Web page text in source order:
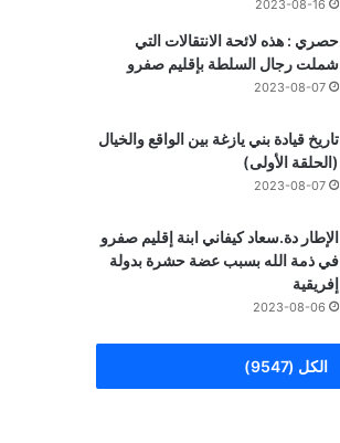
2023-08-16
حصري : هذه لائحة الانتقالات التي
شملت رجال السلطة بإقليم صفرو
2023-08-07
تاريخ قيادة بني يازغة بين الواقع والخيال
(الحلقة الأولى)
2023-08-07
الإطار دة.سعاد كيفاني ابنة إقليم صفرو
في ذمة الله بسبب عضة حشرة بدولة
إفريقية
2023-08-06
الكل (9547)